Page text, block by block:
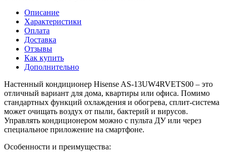
Описание
Характеристики
Оплата
Доставка
Отзывы
Как купить
Дополнительно
Настенный кондиционер Hisense AS-13UW4RVETS00 – это
отличный вариант для дома, квартиры или офиса. Помимо
стандартных функций охлаждения и обогрева, сплит-система
может очищать воздух от пыли, бактерий и вирусов.
Управлять кондиционером можно с пульта ДУ или через
специальное приложение на смартфоне.
Особенности и преимущества: